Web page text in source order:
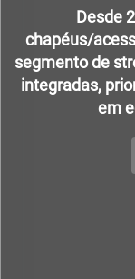
Desde
chapéus/
segmento de
integradas,
em